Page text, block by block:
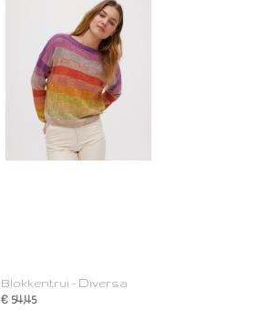
Blokkentrui - Diversa
€ 54,45